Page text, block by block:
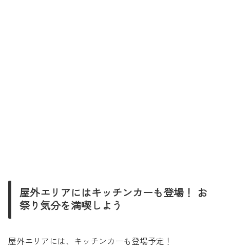
屋外エリアにはキッチンカーも登場！ お
祭り気分を満喫しよう
屋外エリアには、キッチンカーも登場予定！